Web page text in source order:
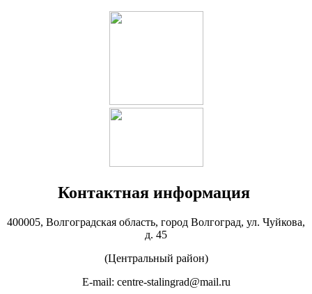
Контактная информация
400005, Волгоградская область, город Волгоград, ул. Чуйкова,
д. 45
(Центральный район)
E-mail: centre-stalingrad@mail.ru